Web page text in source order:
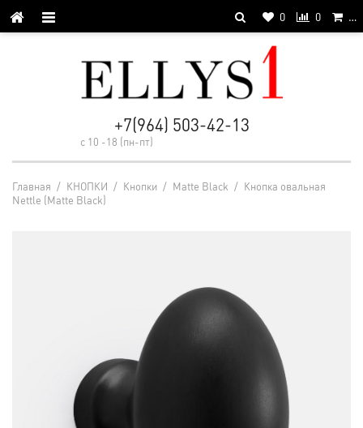
0 0 …
+7(964) 503-42-13
с 10 -18 (пн-пт)
Главная / КНОПКИ / Кнопки / Matte Black / Кнопка овальная
Nettle (Matte Black)